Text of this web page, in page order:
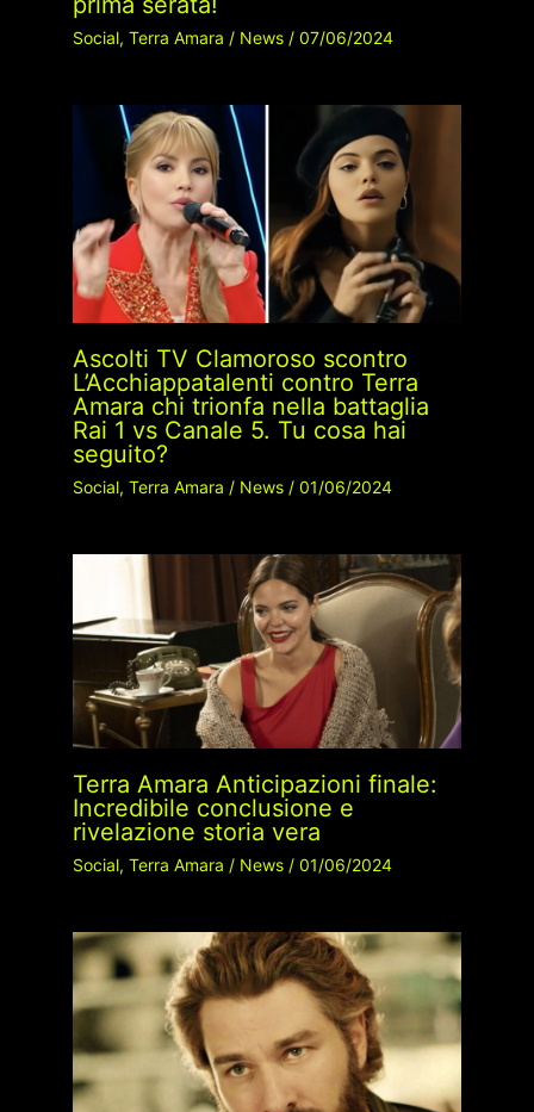
Social, Terra Amara / News/ 07/06/2024
Ascolti TV Clamoroso scontro
L’Acchiappatalenti contro Terra
Amara chi trionfa nella battaglia
Rai 1 vs Canale 5. Tu cosa hai
seguito?
Social, Terra Amara / News/ 01/06/2024
Terra Amara Anticipazioni finale:
Incredibile conclusione e
rivelazione storia vera
Social, Terra Amara / News/ 01/06/2024